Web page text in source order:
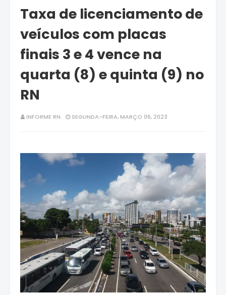
Taxa de licenciamento de
veículos com placas
finais 3 e 4 vence na
quarta (8) e quinta (9) no
RN
INFORME RN SEGUNDA-FEIRA, MARÇO 06, 2023